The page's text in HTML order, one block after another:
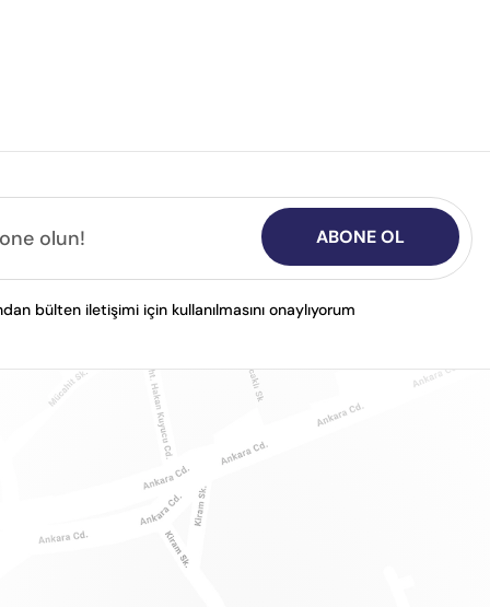
ABONE OL
bülten iletişimi için kullanılmasını onaylıyorum